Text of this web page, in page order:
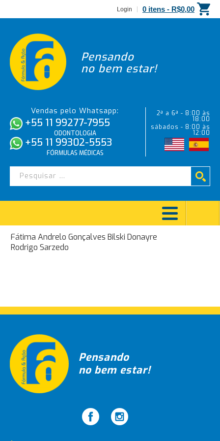
Login 0 itens - R$0,00
Pensando
no bem estar!
Vendas pelo Whatsapp:
+55 11 99277-7955
ODONTOLOGIA
+55 11 99302-5553
FÓRMULAS MÉDICAS
2ª a 6ª - 8:00 às
18:00
sábados - 8:00 às
12:00
Navegação
Fátima Andrelo Gonçalves Bilski Donayre
Rodrigo Sarzedo
Pensando
no bem estar!